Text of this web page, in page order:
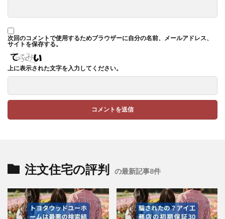
次回のコメントで使用するためブラウザーに自分の名前、メールアドレス、
サイトを保存する。
上に表示された文字を入力してください。
注文住宅の評判 の最新記事8件